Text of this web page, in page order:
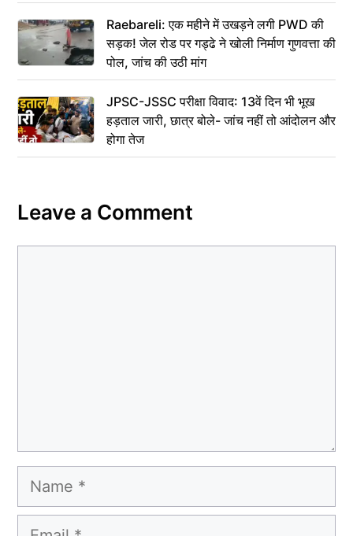
Raebareli: एक महीने में उखड़ने लगी PWD की
सड़क! जेल रोड पर गड्ढे ने खोली निर्माण गुणवत्ता की
पोल, जांच की उठी मांग
JPSC-JSSC परीक्षा विवाद: 13वें दिन भी भूख
हड़ताल जारी, छात्र बोले- जांच नहीं तो आंदोलन और
होगा तेज
Leave a Comment
Name
Email